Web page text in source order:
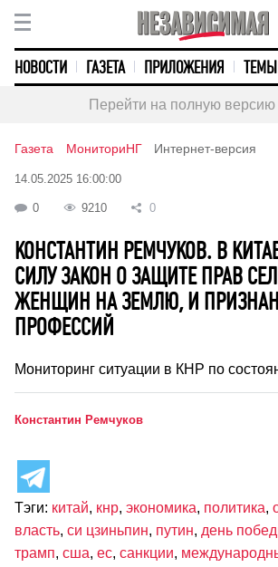
НОВОСТИ ГАЗЕТА ПРИЛОЖЕНИЯ ТЕМЫ
Перейти на полную версию
Газета МониториНГ Интернет-версия
14.05.2025 16:00:00
0 9210 0
КОНСТАНТИН РЕМЧУКОВ. В
СИЛУ ЗАКОН О ЗАЩИТЕ ПРАВ
ЖЕНЩИН НА ЗЕМЛЮ, И
ПРОФЕССИЙ
Мониторинг ситуации в КНР по
Константин Ремчуков
Тэги: китай, кнр, экономика, политика,
власть, си цзиньпин, путин, день
трамп, сша, ес, санкции,